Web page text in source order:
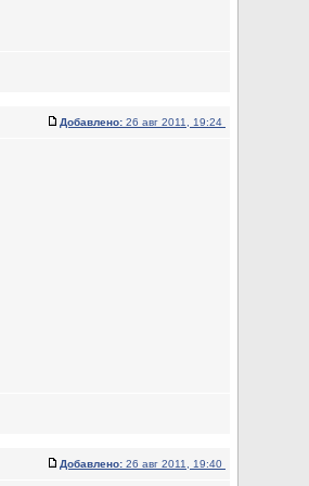
Добавлено: 26 авг 2011, 19:24
Добавлено: 26 авг 2011, 19:40